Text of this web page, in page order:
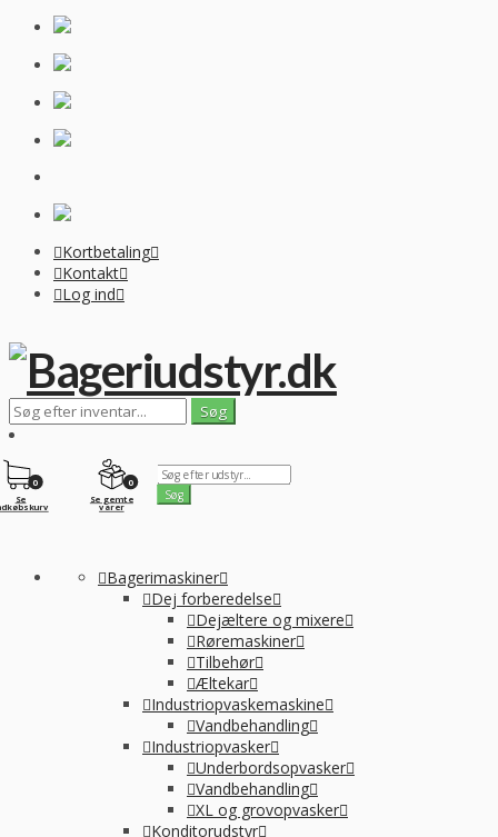
Kortbetaling
Kontakt
Log ind
0
Se gemte
varer
0
Se
Bagerimaskiner
Dej forberedelse
Dejæltere og mixere
Røremaskiner
Tilbehør
Æltekar
Industriopvaskemaskine
Vandbehandling
Industriopvasker
Underbordsopvasker
Vandbehandling
XL og grovopvasker
Konditorudstyr